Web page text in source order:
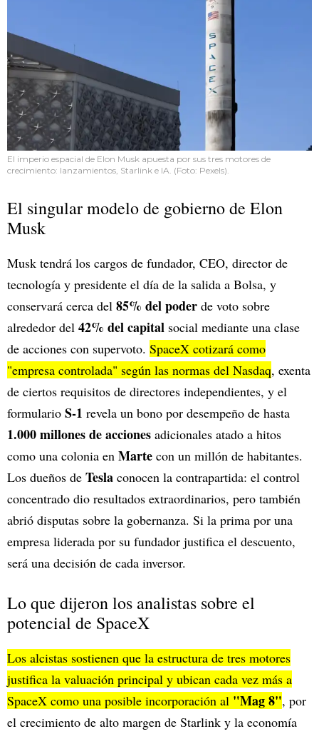
El imperio espacial de Elon Musk apuesta por sus tres motores de
crecimiento: lanzamientos, Starlink e IA. (Foto: Pexels).
El singular modelo de gobierno de Elon
Musk
Musk tendrá los cargos de fundador, CEO, director de
tecnología y presidente el día de la salida a Bolsa, y
conservará cerca del 85% del poder de voto sobre
alrededor del 42% del capital social mediante una clase
de acciones con supervoto. SpaceX cotizará como
"empresa controlada" según las normas del Nasdaq, exenta
de ciertos requisitos de directores independientes, y el
formulario S-1 revela un bono por desempeño de hasta
1.000 millonesde acciones adicionales atado a hitos
como una colonia en Marte con un millón de habitantes.
Los dueños de Tesla conocen la contrapartida: el control
concentrado dio resultados extraordinarios, pero también
abrió disputas sobre la gobernanza. Si la prima por una
empresa liderada por su fundador justifica el descuento,
será una decisión de cada inversor.
Lo que dijeron los analistas sobre el
potencial de SpaceX
Los alcistas sostienen que la estructura de tres motores
justifica la valuación principal y ubican cada vez más a
SpaceX como una posible incorporación al "Mag 8", por
el crecimiento de alto margen de Starlink y la economía